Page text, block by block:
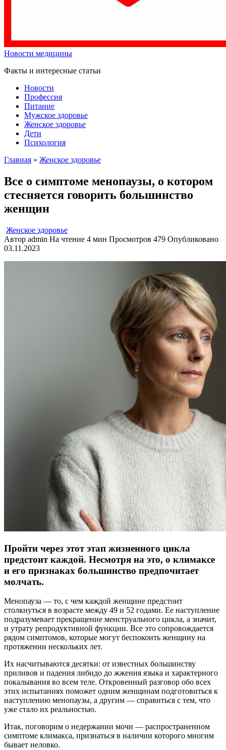
Новости медицины
Факты и интересные статьи
Новости
Профессия
Питание
Мужское здоровье
Женское здоровье
Дети
Психология
Главная » Женское здоровье
Все о симптоме менопаузы, о котором
стесняется говорить большинство
женщин
Женское здоровье
Автор admin На чтение 4 мин Просмотров 479 Опубликовано
03.11.2023
Пройти через этот этап жизненного цикла
предстоит каждой. Несмотря на это, о климаксе
и его признаках большинство предпочитает
молчать.
Менопауза — то, с чем каждой женщине предстоит
столкнуться в возрасте между 49 и 52 годами. Ее наступление
подразумевает прекращение менструального цикла, а значит,
и утрату репродуктивной функции. Все это сопровождается
рядом симптомов, которые могут беспокоить женщину на
протяжении нескольких лет.
Их насчитываются десятки: от известных большинству
приливов и падения либидо до жжения языка и характерного
покалывания во всем теле. Откровенный разговор обо всех
этих испытаниях поможет одним женщинам подготовиться к
наступлению менопаузы, а другим — справиться с тем, что
уже стало их реальностью.
Итак, поговорим о недержании мочи — распространенном
симптоме климакса, признаться в наличии которого многим
бывает неловко.